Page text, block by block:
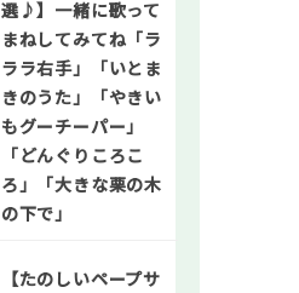
選♪】一緒に歌って
まねしてみてね「ラ
ララ右手」「いとま
きのうた」「やきい
もグーチーパー」
「どんぐりころこ
ろ」「大きな栗の木
の下で」
【たのしいペープサ